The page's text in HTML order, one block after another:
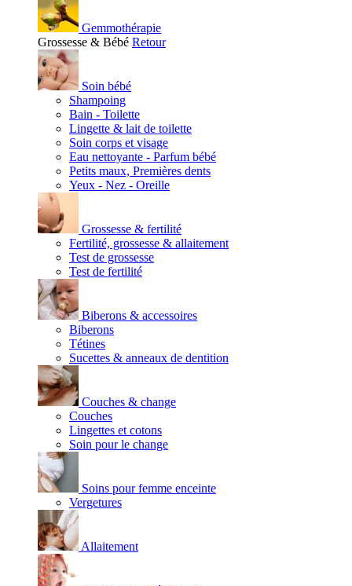
Gemmothérapie
Grossesse & Bébé Retour
Soin bébé
Shampoing
Bain - Toilette
Lingette & lait de toilette
Soin corps et visage
Eau nettoyante - Parfum bébé
Petits maux, Premières dents
Yeux - Nez - Oreille
Grossesse & fertilité
Fertilité, grossesse & allaitement
Test de grossesse
Test de fertilité
Biberons & accessoires
Biberons
Tétines
Sucettes & anneaux de dentition
Couches & change
Couches
Lingettes et cotons
Soin pour le change
Soins pour femme enceinte
Vergetures
Allaitement